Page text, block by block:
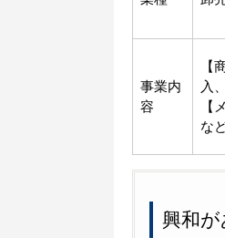
事業内
容
【
入
【
な
興和